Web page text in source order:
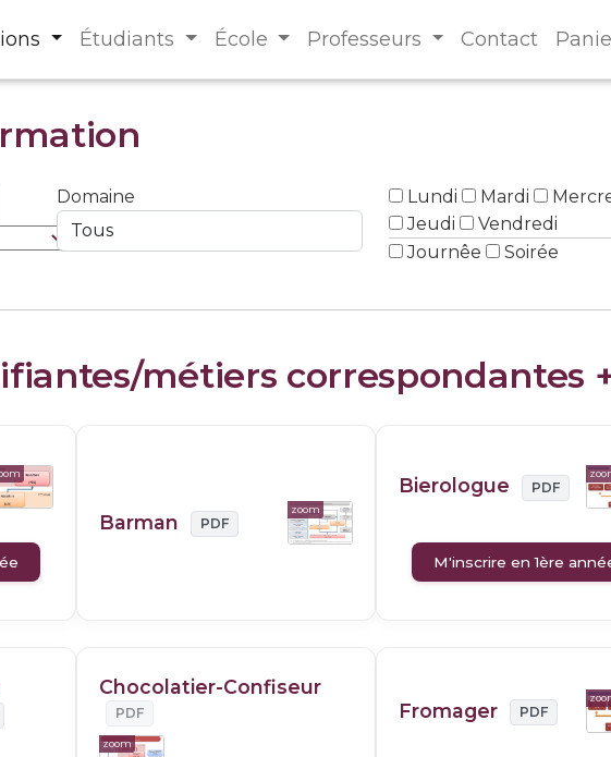
Étudiants École Professeurs Contact
Domaine Lundi Mardi
Jeudi
Vendredi
Journêe
Soirée
métiers correspondantes
Barman PDF
zoom
Bierologue PDF
M'inscrire en 1ère
Chocolatier-Confiseur
PDF
zoom
Fromager PDF